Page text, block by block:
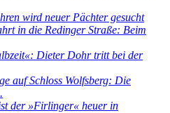
wird neuer Pächter gesucht
in die Redinger Straße: Beim
Dieter Dohr tritt bei der
auf Schloss Wolfsberg: Die
der »Firlinger« heuer in